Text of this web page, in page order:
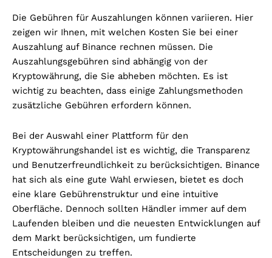
Die Gebühren für Auszahlungen können variieren. Hier
zeigen wir Ihnen, mit welchen Kosten Sie bei einer
Auszahlung auf Binance rechnen müssen. Die
Auszahlungsgebühren sind abhängig von der
Kryptowährung, die Sie abheben möchten. Es ist
wichtig zu beachten, dass einige Zahlungsmethoden
zusätzliche Gebühren erfordern können.
Bei der Auswahl einer Plattform für den
Kryptowährungshandel ist es wichtig, die Transparenz
und Benutzerfreundlichkeit zu berücksichtigen. Binance
hat sich als eine gute Wahl erwiesen, bietet es doch
eine klare Gebührenstruktur und eine intuitive
Oberfläche. Dennoch sollten Händler immer auf dem
Laufenden bleiben und die neuesten Entwicklungen auf
dem Markt berücksichtigen, um fundierte
Entscheidungen zu treffen.